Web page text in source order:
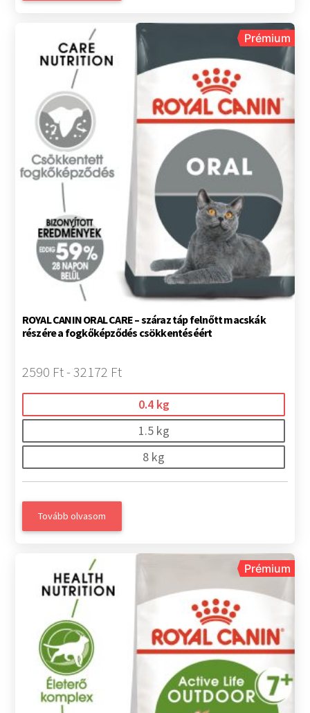
Prémium
ROYAL CANIN ORAL CARE – száraz táp felnőtt macskák
részére a fogkőképződés csökkentéséért
2590 Ft - 32172 Ft
0.4 kg
1.5 kg
8 kg
Tovább olvasom
Prémium